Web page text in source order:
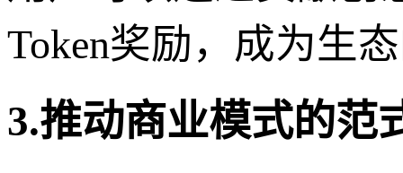
Token奖励，成为生
3.推动商业模式的范